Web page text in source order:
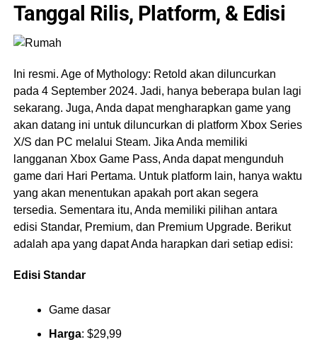
Tanggal Rilis, Platform, & Edisi
Ini resmi. Age of Mythology: Retold akan diluncurkan
pada 4 September 2024. Jadi, hanya beberapa bulan lagi
sekarang. Juga, Anda dapat mengharapkan game yang
akan datang ini untuk diluncurkan di platform Xbox Series
X/S dan PC melalui Steam. Jika Anda memiliki
langganan Xbox Game Pass, Anda dapat mengunduh
game dari Hari Pertama. Untuk platform lain, hanya waktu
yang akan menentukan apakah port akan segera
tersedia. Sementara itu, Anda memiliki pilihan antara
edisi Standar, Premium, dan Premium Upgrade. Berikut
adalah apa yang dapat Anda harapkan dari setiap edisi:
Edisi Standar
Game dasar
Harga: $29,99